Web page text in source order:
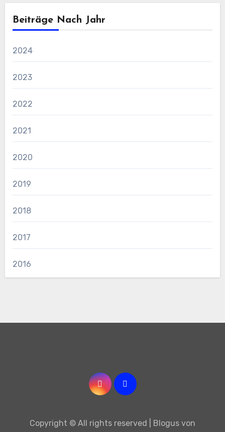
Beiträge Nach Jahr
2024
2023
2022
2021
2020
2019
2018
2017
2016
Copyright © All rights reserved Blogus von